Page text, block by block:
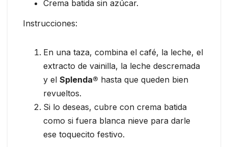
Crema batida sin azúcar.
Instrucciones:
En una taza, combina el café, la leche, el
extracto de vainilla, la leche descremada
y el Splenda® hasta que queden bien
revueltos.
Si lo deseas, cubre con crema batida
como si fuera blanca nieve para darle
ese toquecito festivo.